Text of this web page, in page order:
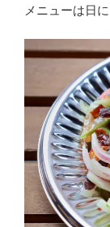
メニューは日